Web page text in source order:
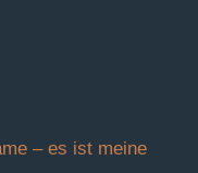
– es ist meine